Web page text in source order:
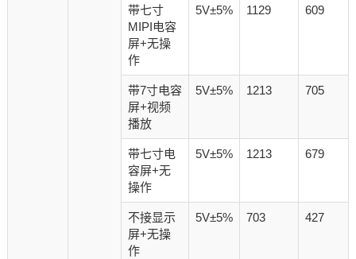
带七寸
MIPI电容
屏+无操
作
5V±5% 1129 609
带7寸电容
屏+视频
播放
5V±5% 1213 705
带七寸电
容屏+无
操作
5V±5% 1213 679
不接显示
屏+无操
作
5V±5% 703 427